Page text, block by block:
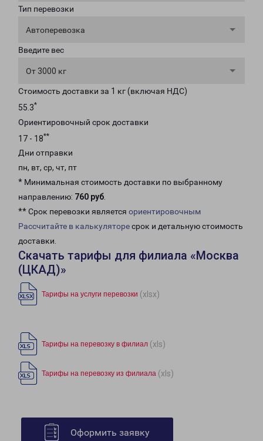
Тип перевозки
Автоперевозка
Введите вес
От 3000 кг
Стоимость доставки за 1 кг (включая НДС)
55.3*
Ориентировочный срок доставки
17 - 18**
Дни отправки
пн, вт, ср, чт, пт
* Минимальная стоимость доставки по выбранному
направлению: 760 руб.
** Срок перевозки является ориентировочным
Рассчитайте в калькуляторесрок и детальную стоимость
доставки.
Скачать тарифы для филиала «Москва
(ЦКАД)»
Тарифы на услуги перевозки (xlsx)
Тарифы на перевозку в филиал (xls)
Тарифы на перевозку из филиала (xls)
Оформить заявку